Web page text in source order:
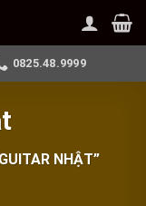
0825.48.9999
NHẬT”